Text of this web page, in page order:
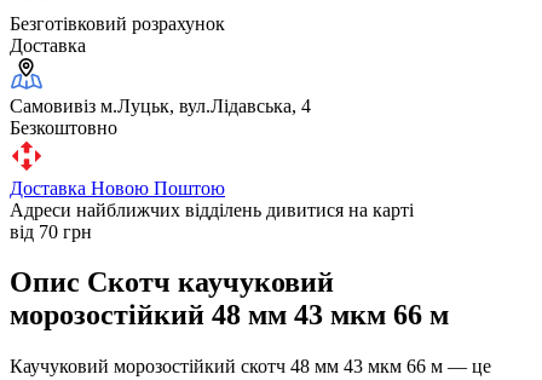
Безготівковий розрахунок
Доставка
Самовивіз м.Луцьк, вул.Лідавська, 4
Безкоштовно
Доставка Новою Поштою
Адреси найближчих відділень дивитися на карті
від 70 грн
Опис Скотч каучуковий
морозостійкий 48 мм 43 мкм 66 м
Каучуковий морозостійкий скотч 48 мм 43 мкм 66 м — це